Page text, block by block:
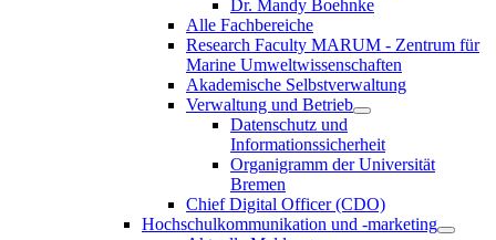
Dr. Mandy Boehnke
Alle Fachbereiche
Research Faculty MARUM - Zentrum für
Marine Umweltwissenschaften
Akademische Selbstverwaltung
Verwaltung und Betrieb
Datenschutz und
Informationssicherheit
Organigramm der Universität
Bremen
Chief Digital Officer (CDO)
Hochschulkommunikation und -marketing